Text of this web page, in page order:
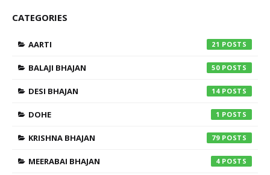
CATEGORIES
AARTI 21
BALAJI BHAJAN 50
DESI BHAJAN 14
DOHE 1
KRISHNA BHAJAN 79
MEERABAI BHAJAN 4